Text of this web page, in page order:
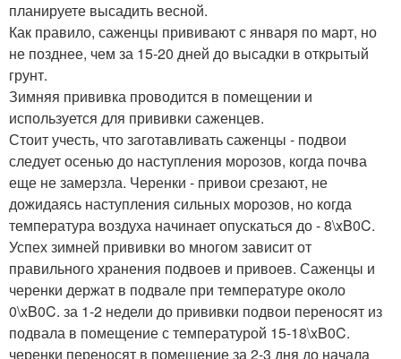
планируете высадить весной.
Как правило, саженцы прививают с января по март, но
не позднее, чем за 15-20 дней до высадки в открытый
грунт.
Зимняя прививка проводится в помещении и
используется для прививки саженцев.
Стоит учесть, что заготавливать саженцы - подвои
следует осенью до наступления морозов, когда почва
еще не замерзла. Черенки - привои срезают, не
дожидаясь наступления сильных морозов, но когда
температура воздуха начинает опускаться до - 8\xB0C.
Успех зимней прививки во многом зависит от
правильного хранения подвоев и привоев. Саженцы и
черенки держат в подвале при температуре около
0\xB0C. за 1-2 недели до прививки подвои переносят из
подвала в помещение с температурой 15-18\xB0C.
черенки переносят в помещение за 2-3 дня до начала